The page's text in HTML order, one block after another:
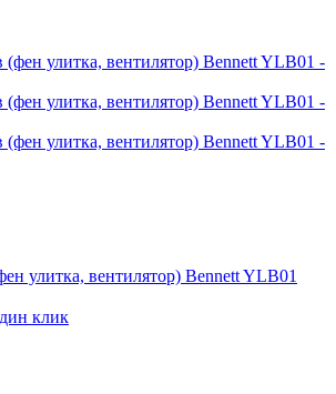
улитка, вентилятор) Bennett YLB01
клик